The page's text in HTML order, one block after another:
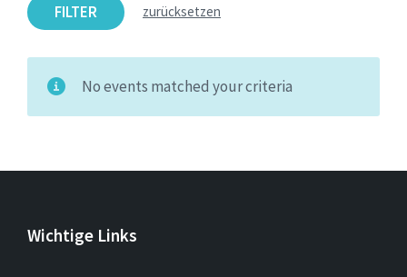
FILTER zurücksetzen
No events matched your criteria
Wichtige Links